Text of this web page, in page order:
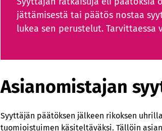
jättämisestä tai päätös nostaa
lukea sen perustelut.
Asianomistajan
Syyttäjän päätöksen jälkeen rikoksen
tuomioistuimen käsiteltäväksi. Tällöin